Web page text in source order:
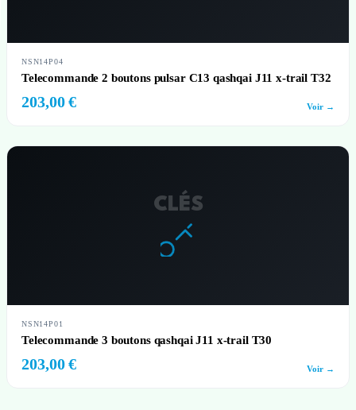
NSN14P04
Telecommande 2 boutons pulsar C13 qashqai J11 x-trail T32
203,00 € Voir →
CLÉS
NSN14P01
Telecommande 3 boutons qashqai J11 x-trail T30
203,00 € Voir →